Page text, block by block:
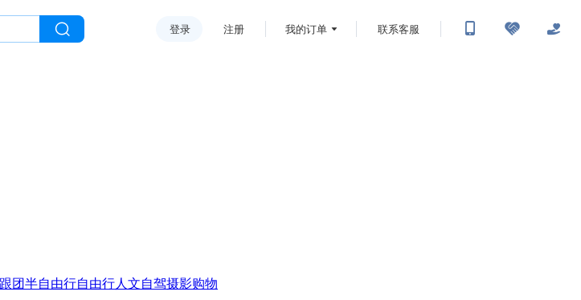
登录 注册 我的订单 联系客服
跟团半自由行自由行人文自驾摄影购物